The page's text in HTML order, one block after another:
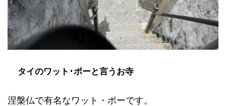
タイのワット･ポーと言うお寺
涅槃仏で有名なワット・ポーです。